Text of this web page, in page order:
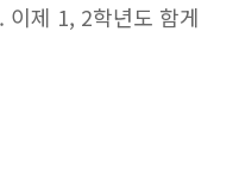
이제 1, 2학년도 함게